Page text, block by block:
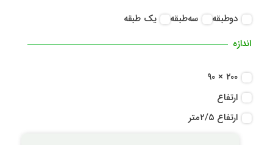
دوطبقه سه‌طبقه
یک طبقه
اندازه
۲۰۰ × ۹۰
ارتفاع
ارتفاع ۲/۵متر